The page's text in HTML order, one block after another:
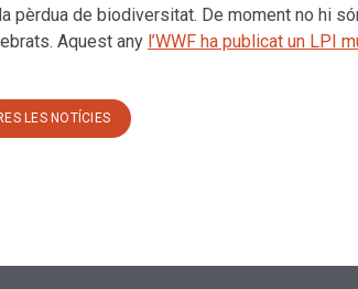
pèrdua de biodiversitat. De moment no hi
Aquest any l’WWF ha publicat un LPI
LES NOTÍCIES